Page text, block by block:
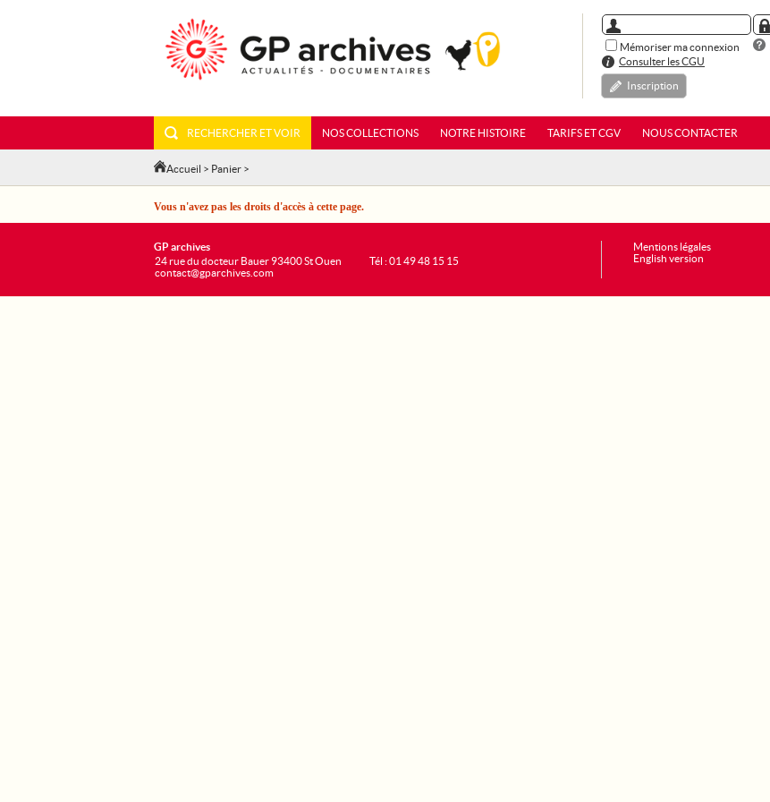
Mémoriser ma connexion
Consulter les CGU
Inscription
RECHERCHER ET VOIR NOS COLLECTIONS NOTRE HISTOIRE TARIFS ET CGV NOUS CONTACTER
Accueil > Panier >
Vous n'avez pas les droits d'accès à cette page.
GP archives
24 rue du docteur Bauer 93400 St Ouen
contact@gparchives.com
Tél : 01 49 48 15 15
Mentions légales
English version